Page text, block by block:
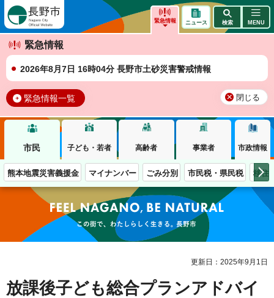
緊急情報
緊急情報
2026年8月7日 16時04分 長野市土砂災害警戒情報
緊急情報一覧 閉じる
ニュース 検索 MENU
市民 子ども・若者 高齢者 事業者 市政情報
熊本地震災害義援金 マイナンバー ごみ分別 市民税・県民税 移住
この街で、わたしらしく生きる。長野市
更新日：2025年9月1日
放課後子ども総合プランアドバイ